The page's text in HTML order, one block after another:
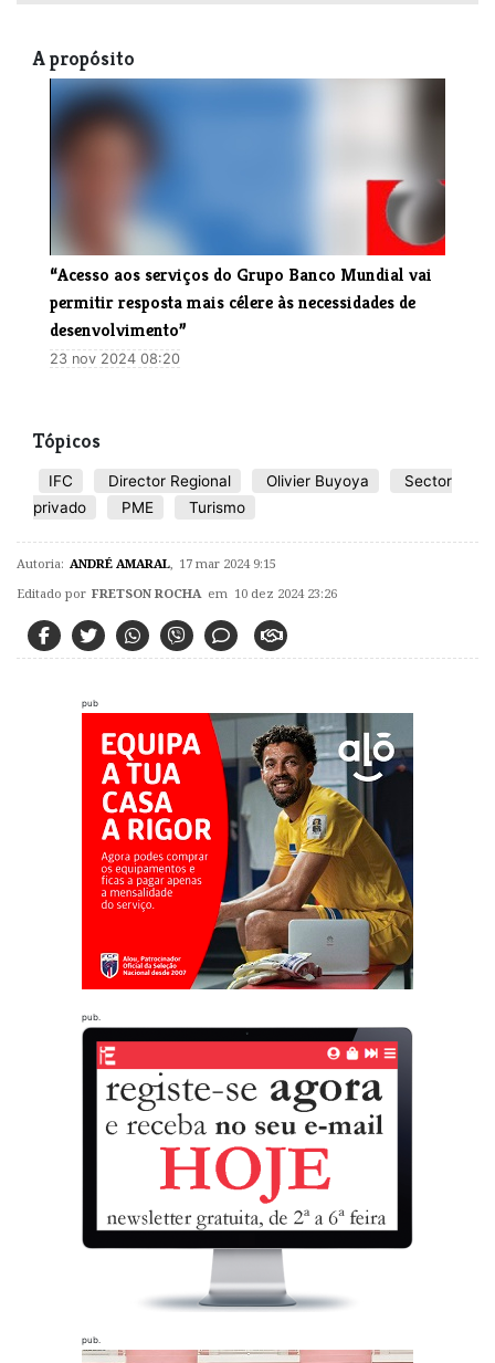
A propósito
“Acesso aos serviços do Grupo Banco Mundial vai
permitir resposta mais célere às necessidades de
desenvolvimento”
23 nov 2024 08:20
Tópicos
IFC Director Regional Olivier Buyoya
Sector
privado
PME Turismo
Autoria: ANDRÉ AMARAL 17 mar 2024 9:15
Editado por FRETSON ROCHA em 10 dez 2024 23:26
pub
pub.
pub.